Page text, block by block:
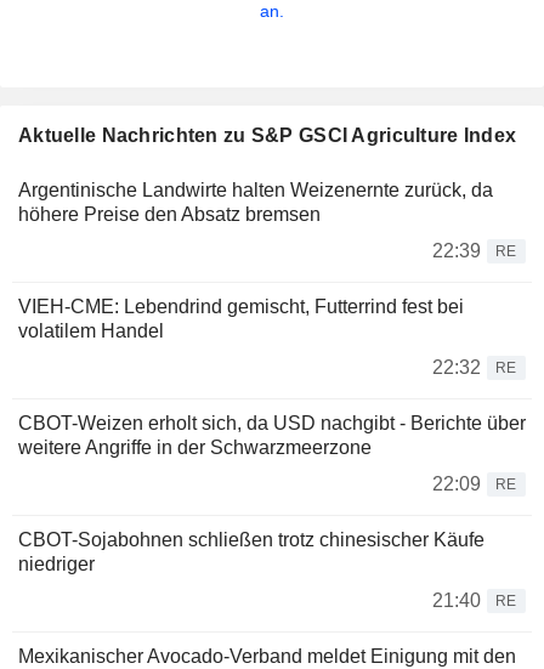
an.
Aktuelle Nachrichten zu S&P GSCI Agriculture Index
Argentinische Landwirte halten Weizenernte zurück, da
höhere Preise den Absatz bremsen
22:39
RE
VIEH-CME: Lebendrind gemischt, Futterrind fest bei
volatilem Handel
22:32
RE
CBOT-Weizen erholt sich, da USD nachgibt - Berichte über
weitere Angriffe in der Schwarzmeerzone
22:09
RE
CBOT-Sojabohnen schließen trotz chinesischer Käufe
niedriger
21:40
RE
Mexikanischer Avocado-Verband meldet Einigung mit den